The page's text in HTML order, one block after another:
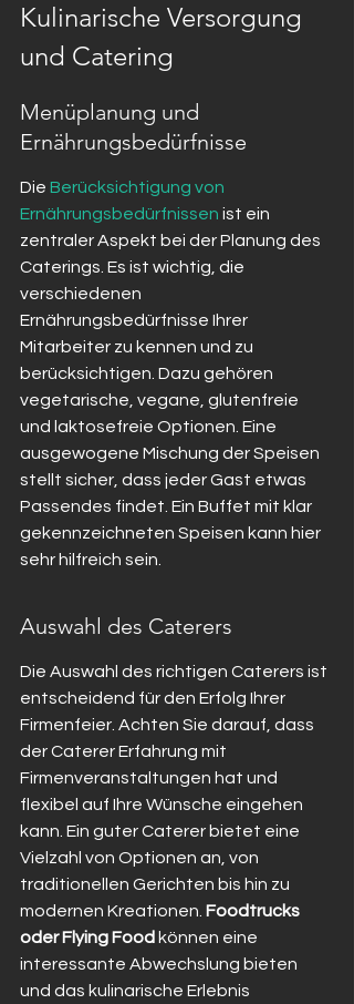
Kulinarische Versorgung
und Catering
Menüplanung und
Ernährungsbedürfnisse
Die Berücksichtigung von
Ernährungsbedürfnissen ist ein
zentraler Aspekt bei der Planung des
Caterings. Es ist wichtig, die
verschiedenen
Ernährungsbedürfnisse Ihrer
Mitarbeiter zu kennen und zu
berücksichtigen. Dazu gehören
vegetarische, vegane, glutenfreie
und laktosefreie Optionen. Eine
ausgewogene Mischung der Speisen
stellt sicher, dass jeder Gast etwas
Passendes findet. Ein Buffet mit klar
gekennzeichneten Speisen kann hier
sehr hilfreich sein.
Auswahl des Caterers
Die Auswahl des richtigen Caterers ist
entscheidend für den Erfolg Ihrer
Firmenfeier. Achten Sie darauf, dass
der Caterer Erfahrung mit
Firmenveranstaltungen hat und
flexibel auf Ihre Wünsche eingehen
kann. Ein guter Caterer bietet eine
Vielzahl von Optionen an, von
traditionellen Gerichten bis hin zu
modernen Kreationen. Foodtrucks
oder Flying Food können eine
interessante Abwechslung bieten
und das kulinarische Erlebnis